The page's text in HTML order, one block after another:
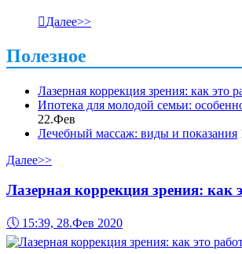
Далее>>
Полезное
Лазерная коррекция зрения: как это
Ипотека для молодой семьи:
22.Фев
Лечебный массаж: виды и показания
Далее>>
Лазерная коррекция зрения: как
🕔 15:39, 28.Фев 2020